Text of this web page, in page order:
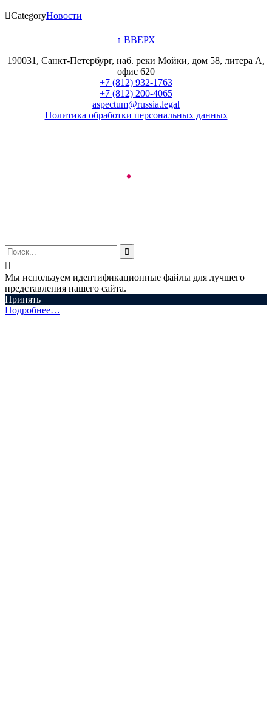
CategoryНовости
– ↑ ВВЕРХ –
190031, Санкт-Петербург, наб. реки Мойки, дом 58, литера А,
офис 620
+7 (812) 932-1763
+7 (812) 200-4065
aspectum@russia.legal
Политика обработки персональных данных


Мы используем идентификационные файлы для лучшего
представления нашего сайта.
Принять
Подробнее…